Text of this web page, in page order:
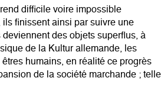
difficile voire impossible
ils finissent ainsi par suivre une
des objets superflus, à
de la Kultur allemande, les
humains, en réalité ce progrès
de la société marchande ; telle